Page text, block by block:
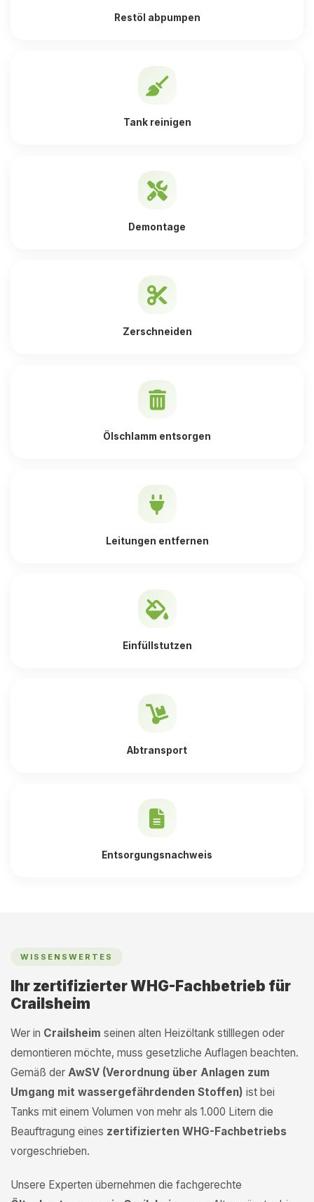
Restöl abpumpen
Tank reinigen
Demontage
Zerschneiden
Ölschlamm entsorgen
Leitungen entfernen
Einfüllstutzen
Abtransport
Entsorgungsnachweis
WISSENSWERTES
Ihr zertifizierter WHG-Fachbetrieb für
Crailsheim
Wer in Crailsheim seinen alten Heizöltank stilllegen oder
demontieren möchte, muss gesetzliche Auflagen beachten.
Gemäß der AwSV (Verordnung über Anlagen zum
Umgang mit wassergefährdenden Stoffen) ist bei
Tanks mit einem Volumen von mehr als 1.000 Litern die
Beauftragung eines zertifizierten WHG-Fachbetriebs
vorgeschrieben.
Unsere Experten übernehmen die fachgerechte